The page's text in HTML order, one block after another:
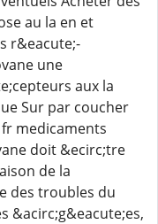
au la en et
r&eacute;-
une
aux la
Sur par coucher
medicaments
doit &ecirc;tre
de la
des troubles du
&acirc;g&eacute;es,